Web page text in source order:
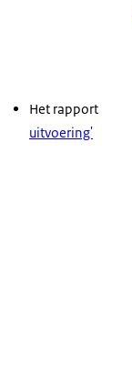
Het rapport
uitvoering'